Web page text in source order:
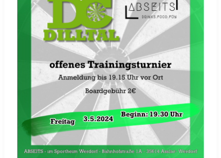
BEIM
DILLTAL